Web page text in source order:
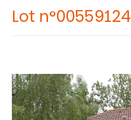
Lot n°00559124